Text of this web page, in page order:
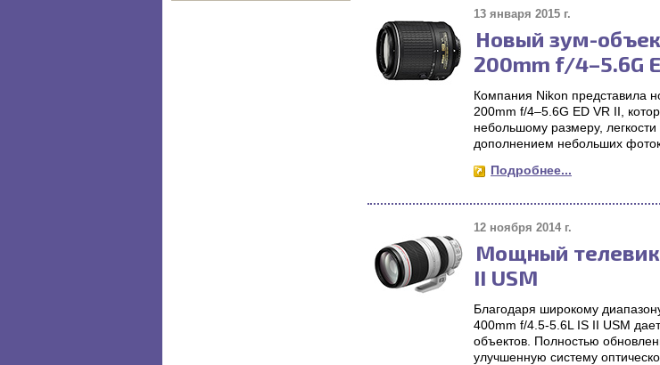
13 января 2015 г.
Новый зум-
200mm f/4–5.6G
Компания Nikon представила
200mm f/4–5.6G ED VR II,
небольшому размеру,
дополнением небольших
Подробнее...
12 ноября 2014 г.
Мощный телевик
II USM
Благодаря широкому
400mm f/4.5-5.6L IS II USM
объектов. Полностью
улучшенную систему